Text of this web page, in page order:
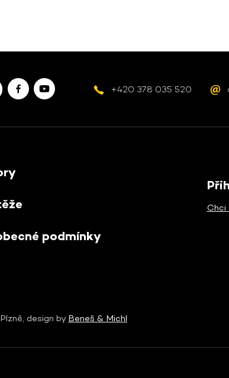
+420 378 035 520
Chci
podmínky
design by Beneš & Michl